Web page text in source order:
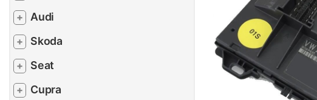
+ Audi
+ Skoda
+ Seat
+ Cupra